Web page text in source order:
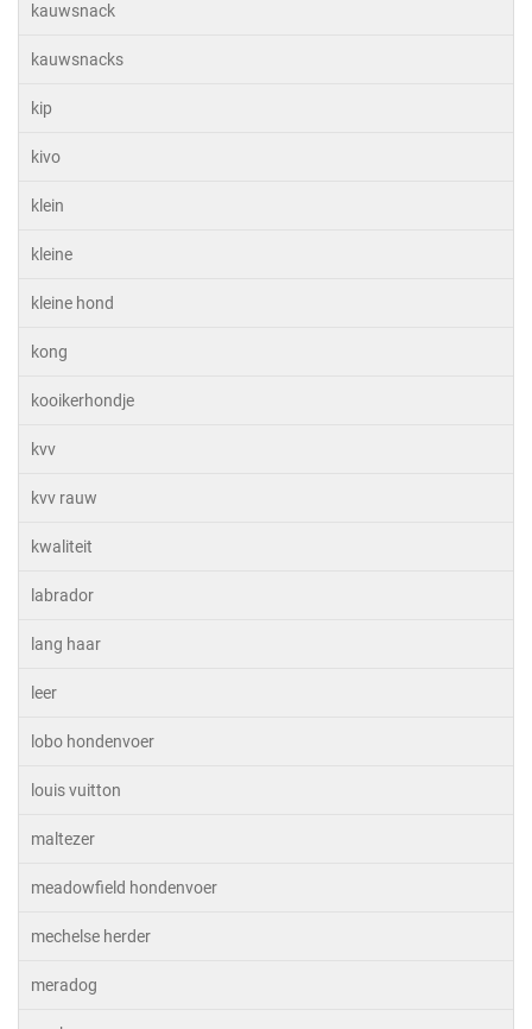
kauwsnack
kauwsnacks
kip
kivo
klein
kleine
kleine hond
kong
kooikerhondje
kvv
kvv rauw
kwaliteit
labrador
lang haar
leer
lobo hondenvoer
louis vuitton
maltezer
meadowfield hondenvoer
mechelse herder
meradog